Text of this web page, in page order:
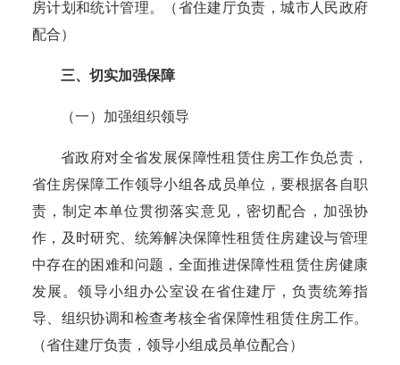
房计划和统计管理。
（省住建厅负责，城市人民政府
配合）
三、切实加强保障
（一）加强组织领导
省政府对全省发展保障性租赁住房工作负总责，
省住房保障工作领导小组各成员单位，要根据各自职
责，制定本单位贯彻落实意见，密切配合，加强协
作，及时研究、统筹解决保障性租赁住房建设与管理
中存在的困难和问题，全面推进保障性租赁住房健康
发展。领导小组办公室设在省住建厅，负责统筹指
导、组织协调和检查考核全省保障性租赁住房工作。
（省住建厅负责，领导小组成员单位配合）